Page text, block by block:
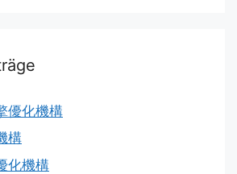
優化機構
構
化機構